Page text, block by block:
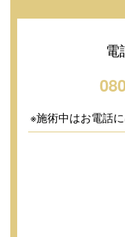
電
※施術中はお電話